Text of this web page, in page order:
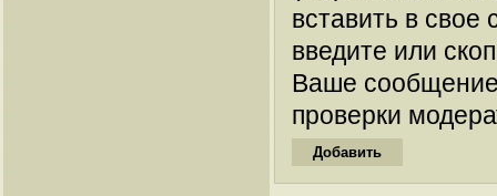
вставить в
введите или
Ваше
проверки